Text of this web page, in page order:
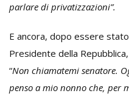
parlare di privatizzazioni”.
E ancora, dopo essere
Presidente della Repubblica,
“Non chiamatemi senatore.
penso a mio nonno che, per